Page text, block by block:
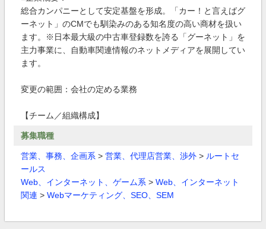
総合カンパニーとして安定基盤を形成。「カー！と言えばグ
ーネット」のCMでも馴染みのある知名度の高い商材を扱い
ます。※日本最大級の中古車登録数を誇る「グーネット」を
主力事業に、自動車関連情報のネットメディアを展開してい
ます。
変更の範囲：会社の定める業務
【チーム／組織構成】
募集職種
営業、事務、企画系 > 営業、代理店営業、渉外 > ルートセ
ールス
Web、インターネット、ゲーム系 > Web、インターネット
関連 > Webマーケティング、SEO、SEM